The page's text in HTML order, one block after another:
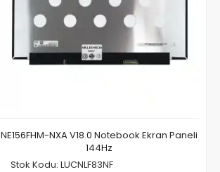
NE156FHM-NXA V18.0 Notebook Ekran Paneli
144Hz
Stok Kodu: LUCNLF83NF